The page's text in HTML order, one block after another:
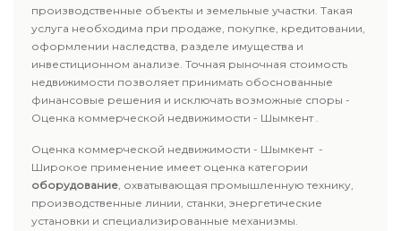
производственные объекты и земельные участки. Такая
услуга необходима при продаже, покупке, кредитовании,
оформлении наследства, разделе имущества и
инвестиционном анализе. Точная рыночная стоимость
недвижимости позволяет принимать обоснованные
финансовые решения и исключать возможные споры -
Оценка коммерческой недвижимости - Шымкент .
Оценка коммерческой недвижимости - Шымкент -
Широкое применение имеет оценка категории
оборудование, охватывающая промышленную технику,
производственные линии, станки, энергетические
установки и специализированные механизмы.